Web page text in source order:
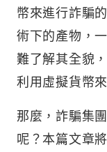
幣來進行詐騙
術下的產物，
難了解其全貌
利用虛擬貨幣
那麼，詐騙集
呢？本篇文章